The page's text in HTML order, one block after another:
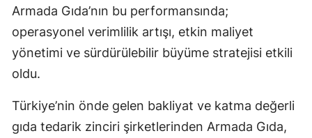
Armada Gıda’nın bu performansında;
operasyonel verimlilik artışı, etkin maliyet
yönetimi ve sürdürülebilir büyüme stratejisi etkili
oldu.
Türkiye’nin önde gelen bakliyat ve katma değerli
gıda tedarik zinciri şirketlerinden Armada Gıda,